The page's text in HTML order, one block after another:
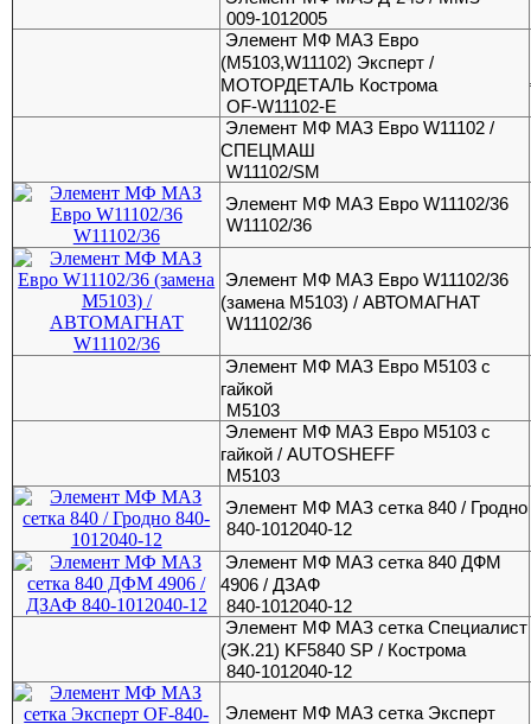
009-1012005
Элемент МФ МАЗ Евро
(М5103,W11102) Эксперт /
МОТОРДЕТАЛЬ Кострома
OF-W11102-E
Элемент МФ МАЗ Евро W11102 /
СПЕЦМАШ
W11102/SM
Элемент МФ МАЗ Евро W11102/36
W11102/36
Элемент МФ МАЗ Евро W11102/36
(замена М5103) / АВТОМАГНАТ
W11102/36
Элемент МФ МАЗ Евро М5103 с
гайкой
М5103
Элемент МФ МАЗ Евро М5103 с
гайкой / AUTOSHEFF
М5103
Элемент МФ МАЗ сетка 840 / Гродно
840-1012040-12
Элемент МФ МАЗ сетка 840 ДФМ
4906 / ДЗАФ
840-1012040-12
Элемент МФ МАЗ сетка Специалист
(ЭК.21) KF5840 SP / Кострома
840-1012040-12
Элемент МФ МАЗ сетка Эксперт